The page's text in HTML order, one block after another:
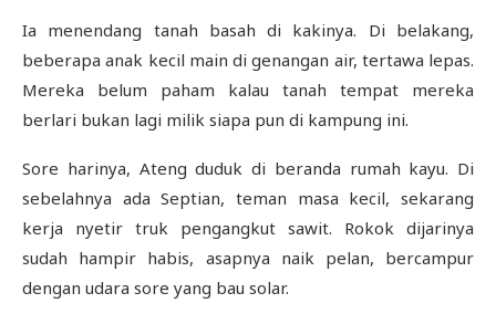
Ia menendang tanah basah di kakinya. Di belakang,
beberapa anak kecil main di genangan air, tertawa lepas.
Mereka belum paham kalau tanah tempat mereka
berlari bukan lagi milik siapa pun di kampung ini.
Sore harinya, Ateng duduk di beranda rumah kayu. Di
sebelahnya ada Septian, teman masa kecil, sekarang
kerja nyetir truk pengangkut sawit. Rokok dijarinya
sudah hampir habis, asapnya naik pelan, bercampur
dengan udara sore yang bau solar.